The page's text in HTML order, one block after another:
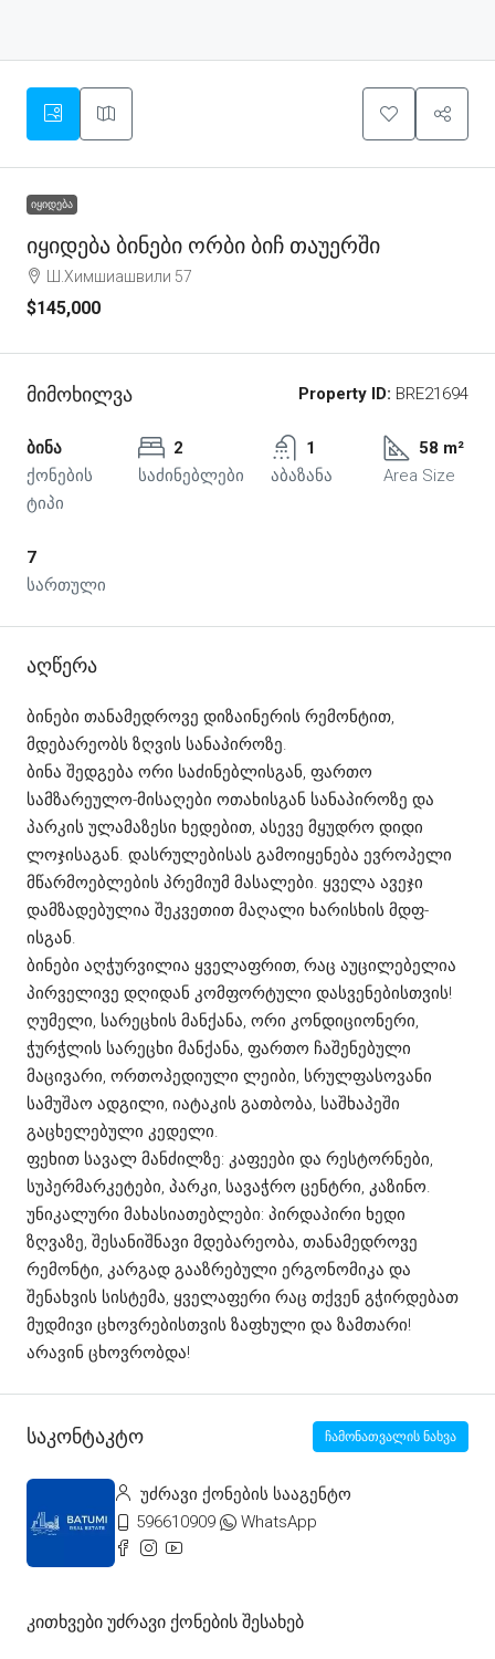
ᲘᲧᲘᲓᲔᲑᲐ
Იყიდება Ბინები Ორბი Ბიჩ Თაუერში
Ш.Химшиашвили 57
$145,000
Მიმოხილვა Property ID: BRE21694
ბინა
ქონების
ტიპი
2
საძინებლები
1
აბაზანა
58 m²
Area Size
7
სართული
Აღწერა
ბინები თანამედროვე დიზაინერის რემონტით,
მდებარეობს ზღვის სანაპიროზე.
ბინა შედგება ორი საძინებლისგან, ფართო
სამზარეულო-მისაღები ოთახისგან სანაპიროზე და
პარკის ულამაზესი ხედებით, ასევე მყუდრო დიდი
ლოჯისაგან. დასრულებისას გამოიყენება ევროპელი
მწარმოებლების პრემიუმ მასალები. ყველა ავეჯი
დამზადებულია შეკვეთით მაღალი ხარისხის მდფ-
ისგან.
ბინები აღჭურვილია ყველაფრით, რაც აუცილებელია
პირველივე დღიდან კომფორტული დასვენებისთვის!
ღუმელი, სარეცხის მანქანა, ორი კონდიციონერი,
ჭურჭლის სარეცხი მანქანა, ფართო ჩაშენებული
მაცივარი, ორთოპედიული ლეიბი, სრულფასოვანი
სამუშაო ადგილი, იატაკის გათბობა, საშხაპეში
გაცხელებული კედელი.
ფეხით სავალ მანძილზე: კაფეები და რესტორნები,
სუპერმარკეტები, პარკი, სავაჭრო ცენტრი, კაზინო.
უნიკალური მახასიათებლები: პირდაპირი ხედი
ზღვაზე, შესანიშნავი მდებარეობა, თანამედროვე
რემონტი, კარგად გააზრებული ერგონომიკა და
შენახვის სისტემა, ყველაფერი რაც თქვენ გჭირდებათ
მუდმივი ცხოვრებისთვის ზაფხული და ზამთარი!
არავინ ცხოვრობდა!
Საკონტაკტო ჩამონათვალის ნახვა
უძრავი ქონების სააგენტო
596610909
WhatsApp
Კითხვები Უძრავი Ქონების Შესახებ